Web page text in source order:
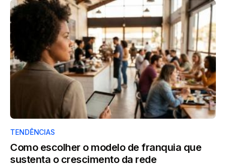
TENDÊNCIAS
Como escolher o modelo de franquia que
sustenta o crescimento da rede